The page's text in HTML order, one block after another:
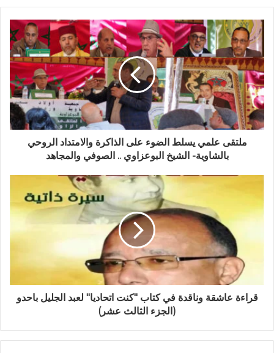
ملتقى علمي يسلط الضوء على الذاكرة والامتداد الروحي
بالشاوية- الشيخ البوعزاوي .. الصوفي والمجاهد
قراءة عاشقة وناقدة في كتاب "كنت اتحاديا" لعبد الجليل باحدو
(الجزء الثالث عشر)